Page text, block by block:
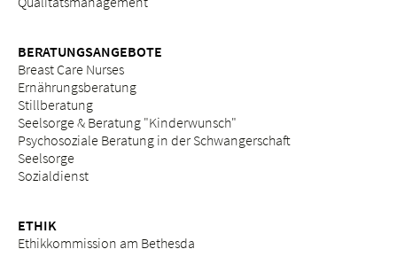
BERATUNGSANGEBOTE
Breast Care Nurses
Ernährungsberatung
Stillberatung
Seelsorge & Beratung "Kinderwunsch"
Psychosoziale Beratung in der Schwangerschaft
Seelsorge
Sozialdienst
ETHIK
Ethikkommission am Bethesda